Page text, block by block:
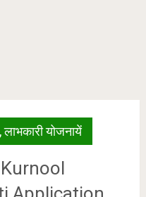
,लाभकारी योजनायें
Kurnool